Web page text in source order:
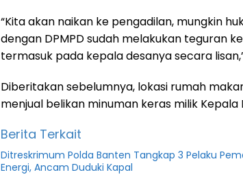
“Kita akan naikan ke pengadilan, mungkin
dengan DPMPD sudah melakukan teguran
termasuk pada kepala desanya secara
Diberitakan sebelumnya, lokasi rumah
menjual belikan minuman keras milik Kepala
Berita Terkait
Ditreskrimum Polda Banten Tangkap 3 Pelaku
Energi, Ancam Duduki Kapal